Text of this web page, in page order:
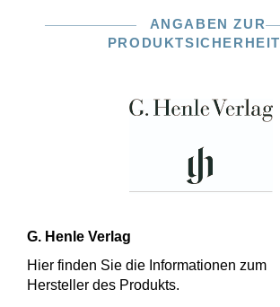
ANGABEN ZUR
PRODUKTSICHERHEIT
G. Henle Verlag
Hier finden Sie die Informationen zum
Hersteller des Produkts.